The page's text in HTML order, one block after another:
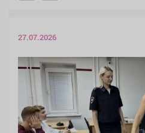
27.07.2026